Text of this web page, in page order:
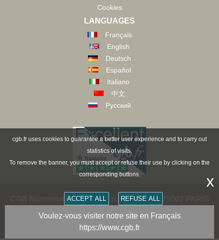
Cookies
LANGUAGES
Français
English
Deutsch
Español
Italiano
中文
Русский
CGB Numismatics Paris - 36 rue Vivienne - 75002 PARIS
FRANCE -contact@cgb.fr
Copyright @1997-2025 - All Rights Reserved
cgb.fr uses cookies to guarantee a better user experience and to carry out
statistics of visits.
To remove the banner, you must accept or refuse their use by clicking on the
corresponding buttons.
ACCEPT ALL REFUSE ALL
x
Voulez-vous visiter notre site en Français
https://www.cgb.fr